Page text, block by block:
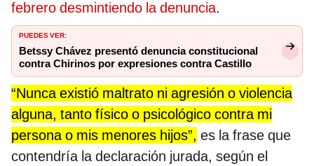
febrero desmintiendo la denuncia.
PUEDES VER:
Betssy Chávez presentó denuncia constitucional
contra Chirinos por expresiones contra Castillo
“Nunca existió maltrato ni agresión o violencia
alguna, tanto físico o psicológico contra mi
persona o mis menores hijos”, es la frase que
contendría la declaración jurada, según el